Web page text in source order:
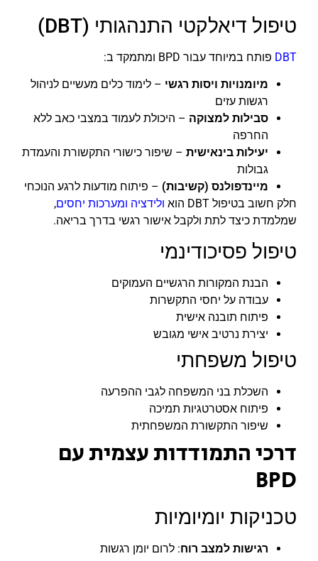
טיפול דיאלקטי התנהגותי (DBT)
DBT פותח במיוחד עבור BPD ומתמקד ב:
מיומנויות ויסות רגשי – לימוד כלים מעשיים לניהול
רגשות עזים
סבילות למצוקה – היכולת לעמוד במצבי כאב ללא
החרפה
יעילות בינאישית – שיפור כישורי התקשורת והעמדת
גבולות
מיינדפולנס (קשיבות) – פיתוח מודעות לרגע הנוכחי
חלק חשוב בטיפול DBT הוא
ולידציה ומערכות יחסים,
שמלמדת כיצד לתת ולקבל אישור רגשי בדרך בריאה.
טיפול פסיכודינמי
הבנת המקורות הרגשיים העמוקים
עבודה על יחסי התקשרות
פיתוח תובנה אישית
יצירת נרטיב אישי מגובש
טיפול משפחתי
השכלת בני המשפחה לגבי ההפרעה
פיתוח אסטרטגיות תמיכה
שיפור התקשורת המשפחתית
דרכי התמודדות עצמית עם
BPD
טכניקות יומיומיות
רגישות למצב רוח: לרום יומן רגשות